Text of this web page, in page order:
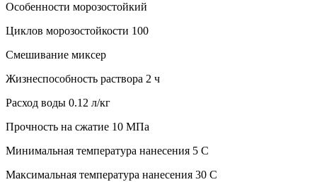
Особенности морозостойкий
Циклов морозостойкости 100
Смешивание миксер
Жизнеспособность раствора 2 ч
Расход воды 0.12 л/кг
Прочность на сжатие 10 МПа
Минимальная температура нанесения 5 C
Максимальная температура нанесения 30 C